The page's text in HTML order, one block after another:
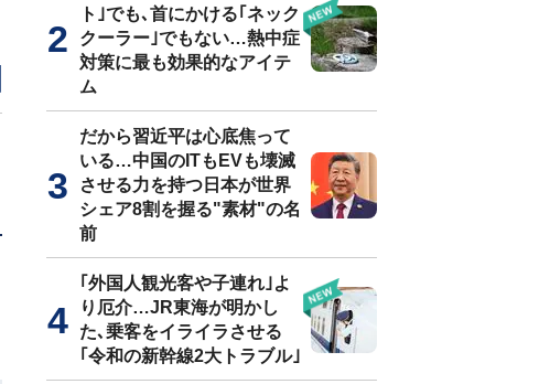
ト｣でも､首にかける｢ネック
クーラー｣でもない…熱中症
対策に最も効果的なアイテ
ム
だから習近平は心底焦って
いる…中国のITもEVも壊滅
させる力を持つ日本が世界
シェア8割を握る"素材"の名
前
｢外国人観光客や子連れ｣よ
り厄介…JR東海が明かし
た､乗客をイライラさせる
｢令和の新幹線2大トラブル｣